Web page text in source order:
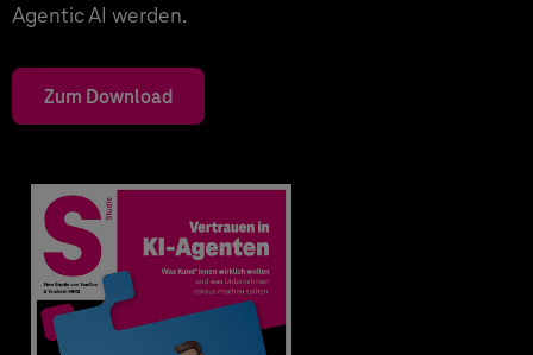
Agentic AI werden.
Zum Download